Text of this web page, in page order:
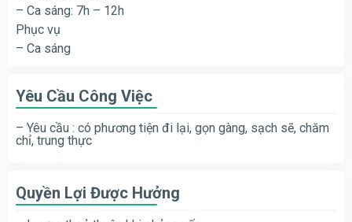
– Ca sáng: 7h – 12h
Phục vụ
– Ca sáng
Yêu Cầu Công Việc
– Yêu cầu : có phương tiện đi lại, gọn gàng, sạch sẽ, chăm
chỉ, trung thực
Quyền Lợi Được Hưởng